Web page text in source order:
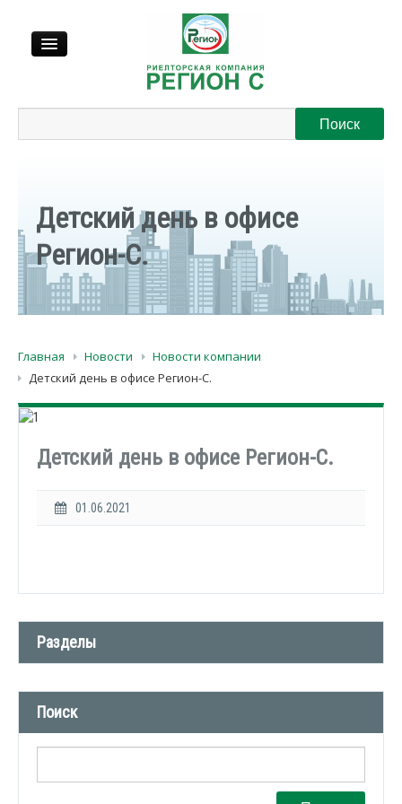
Выкуп
Регионы
Контакты
Детский день в офисе
Регион-С.
Главная Новости
Новости компании
Детский день в офисе Регион-С.
Детский день в офисе Регион-С.
01.06.2021
Разделы
Новости компании (509)
СМИ о нас (1)
Поиск